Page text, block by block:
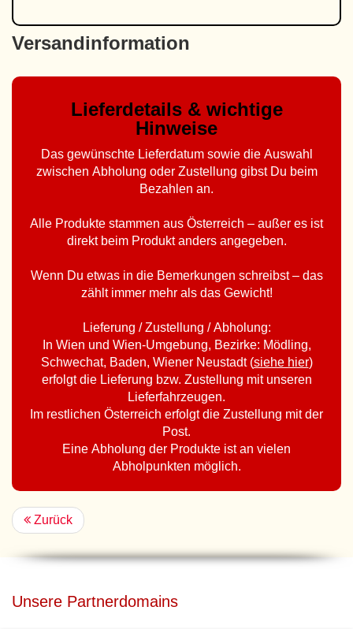
Versandinformation
Lieferdetails & wichtige
Hinweise
Das gewünschte Lieferdatum sowie die Auswahl
zwischen Abholung oder Zustellung gibst Du beim
Bezahlen an.
Alle Produkte stammen aus Österreich – außer es ist
direkt beim Produkt anders angegeben.
Wenn Du etwas in die Bemerkungen schreibst – das
zählt immer mehr als das Gewicht!
Lieferung / Zustellung / Abholung:
In Wien und Wien-Umgebung, Bezirke: Mödling,
Schwechat, Baden, Wiener Neustadt (siehe hier)
erfolgt die Lieferung bzw. Zustellung mit unseren
Lieferfahrzeugen.
Im restlichen Österreich erfolgt die Zustellung mit der
Post.
Eine Abholung der Produkte ist an vielen
Abholpunkten möglich.
Zurück
Unsere Partnerdomains